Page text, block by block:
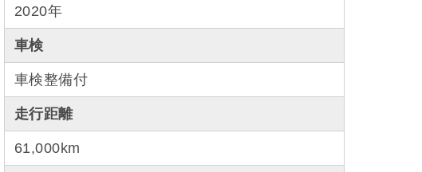
2020年
車検
車検整備付
走行距離
61,000km